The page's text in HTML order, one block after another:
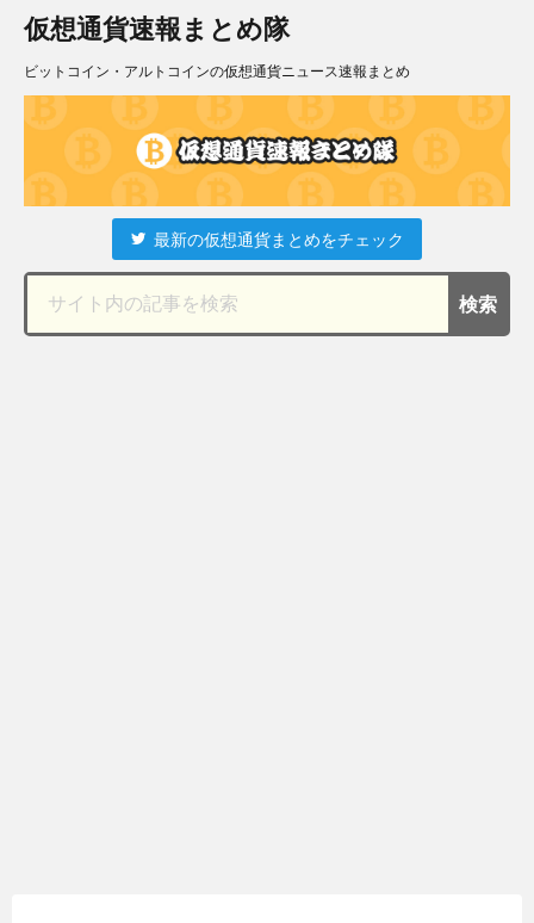
仮想通貨速報まとめ隊
ビットコイン・アルトコインの仮想通貨ニュース速報まとめ
最新の仮想通貨まとめをチェック